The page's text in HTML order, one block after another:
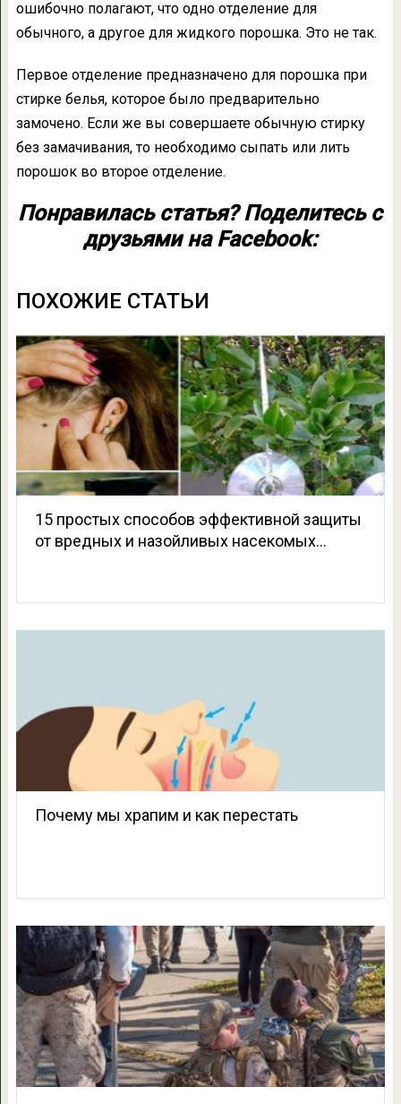
ошибочно полагают, что одно отделение для
обычного, а другое для жидкого порошка. Это не так.
Первое отделение предназначено для порошка при
стирке белья, которое было предварительно
замочено. Если же вы совершаете обычную стирку
без замачивания, то необходимо сыпать или лить
порошок во второе отделение.
Понравилась статья? Поделитесь с
друзьями на Facebook:
ПОХОЖИЕ СТАТЬИ
15 простых способов эффективной защиты
от вредных и назойливых насекомых…
Почему мы храпим и как перестать